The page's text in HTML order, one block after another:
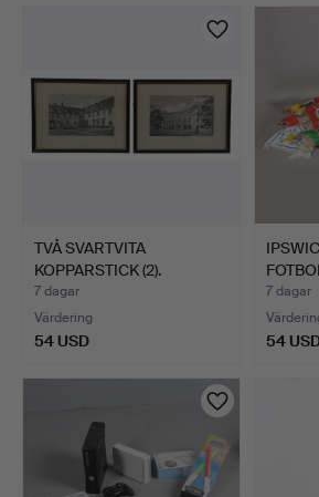
TVÅ SVARTVITA
KOPPARSTICK (2).
7 dagar
Värdering
54 USD
OCH
7 dagar
54